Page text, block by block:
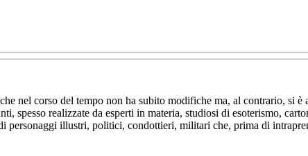
nel corso del tempo non ha subito modifiche ma, al contrario, si
spesso realizzate da esperti in materia, studiosi di esoterismo,
personaggi illustri, politici, condottieri, militari che, prima di